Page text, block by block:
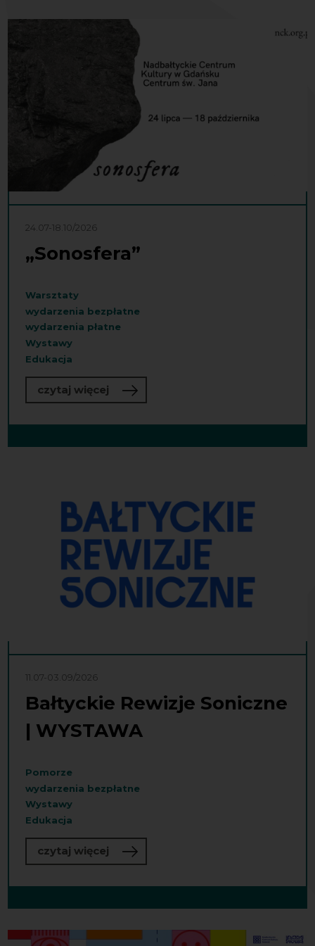
24.07-18.10/2026
„Sonosfera”
Warsztaty
wydarzenia bezpłatne
wydarzenia płatne
Wystawy
Edukacja
czytaj więcejo „Sonosfera”
11.07-03.09/2026
Bałtyckie Rewizje Soniczne
| WYSTAWA
Pomorze
wydarzenia bezpłatne
Wystawy
Edukacja
czytaj więcejo Bałtyckie Rewizje Soniczne |